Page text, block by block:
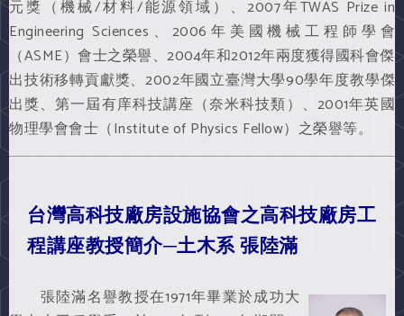
元獎（機械/材料/能源領域）、2007年TWAS Prize in
Engineering Sciences、2006年美國機械工程師學會
（ASME）會士之榮譽、2004年和2012年兩度獲得國科會傑
出技術移轉貢獻獎、2002年國立臺灣大學90學年度教學傑
出獎、第一屆有庠科技講座（奈米科技類）、2001年英國
物理學會會士（Institute of Physics Fellow）之榮譽等。
台灣高科技廠房設施協會之高科技廠房工
程講座教授簡介─土木系 張陸滿
張陸滿名譽教授在1971年畢業於成功大